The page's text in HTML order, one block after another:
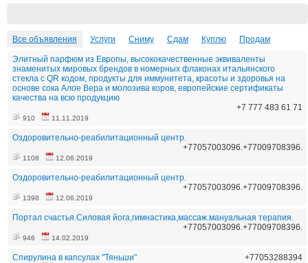
Все объявления Услуги Сниму Сдам Куплю Продам
Элитный парфюм из Европы, высококачественные эквиваленты
знаменитых мировых брендов в номерных флаконах итальянского
стекла с QR кодом, продукты для иммунитета, красоты и здоровья на
основе сока Алое Вера и молозива коров, европейские сертификаты
качества на всю продукцию
+7 777 483 61 71
910 11.11.2019
Оздоровительно-реабилитационный центр.
+77057003096.+77009708396.
1108 12.06.2019
Оздоровительно-реабилитационный центр.
+77057003096.+77009708396.
1398 12.06.2019
Портал счастья.Силовая йога,гимнастика,массаж.мануальная терапия.
+77057003096.+77009708396.
946 14.02.2019
Спирулина в капсулах "Тяньши" +77053288394